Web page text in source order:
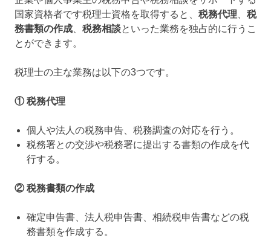
国家資格者です税理士資格を取得すると、 税務代理
税
務書類の作成
税務相談といった業務を独占的に行うこ
とができます。
税理士の主な業務は以下の3つです。
① 税務代理
個人や法人の税務申告、税務調査の対応を行う。
税務署との交渉や税務署に提出する書類の作成を代
行する。
② 税務書類の作成
確定申告書、法人税申告書、相続税申告書などの税
務書類を作成する。